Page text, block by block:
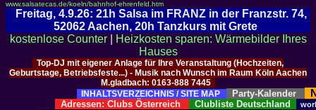
www.salsatecas.de/koeln/bahnhof-ehrenfeld.htm
Freitag, 4.9.26: 21h Salsa im FRANZ in der Franzstr. 74,
52062 Aachen, 20h Tanzkurs mit Grete
kostenlose Counter|
Heizkosten sparen: Wärmebilder Ihres
Hauses
Top-DJ mit eigener Anlage für Ihre Veranstaltung (Hochzeiten,
Geburtstage, Betriebsfeste...) - Musik nach Wunsch im Raum Köln Aachen
M.gladbach: 0163-888 7445
INHALTSVERZEICHNIS / SITE MAP
Party-Kalender
Adressen: Clubs Österreich Clubliste Deutschland